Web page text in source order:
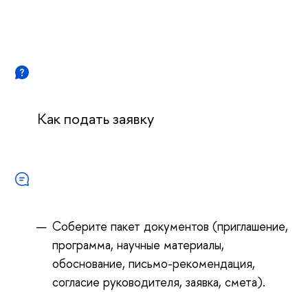
Как подать заявку
Соберите пакет документов (приглашение,
программа, научные материалы,
обоснование, письмо-рекомендация,
согласие руководителя, заявка, смета).